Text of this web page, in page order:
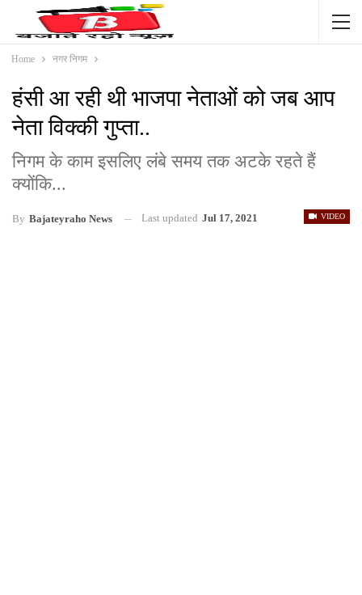
Home नगर निगम
हंसी आ रही थी भाजपा नेताओं को जब आप
नेता विक्की गुप्ता..
निगम के काम इसलिए लंबे समय तक अटके रहते हैं
क्योंकि...
VIDEO
By Bajateyraho News Last updated Jul 17, 2021